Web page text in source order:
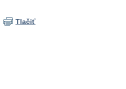
Tlačiť